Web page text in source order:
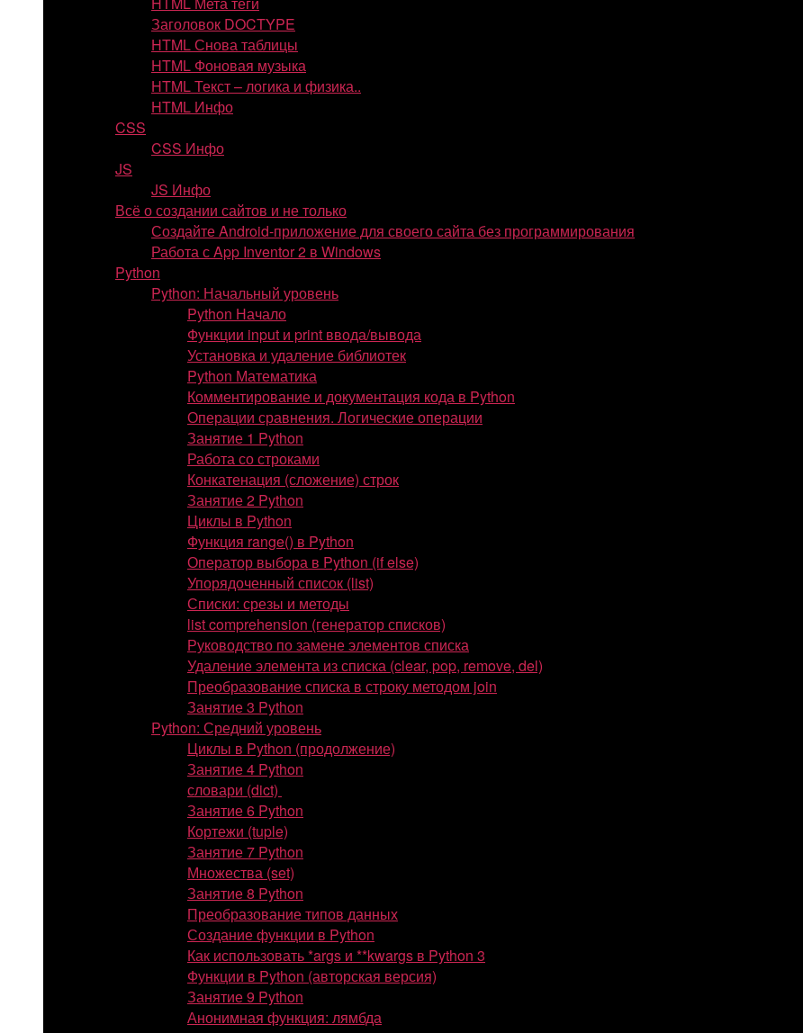
Заголовок DOCTYPE
HTML Снова таблицы
HTML Фоновая музыка
HTML Текст – логика и физика..
HTML Инфо
CSS
CSS Инфо
JS
JS Инфо
Всё о создании сайтов и не только
Создайте Android-приложение для своего сайта без программирования
Работа с App Inventor 2 в Windows
Python
Python: Начальный уровень
Python Начало
Функции input и print ввода/вывода
Установка и удаление библиотек
Python Математика
Комментирование и документация кода в Python
Операции сравнения. Логические операции
Занятие 1 Python
Работа со строками
Конкатенация (сложение) строк
Занятие 2 Python
Циклы в Python
Функция range() в Python
Оператор выбора в Python (if else)
Упорядоченный список (list)
Списки: срезы и методы
list comprehension (генератор списков)
Руководство по замене элементов списка
Удаление элемента из списка (clear, pop, remove, del)
Преобразование списка в строку методом join
Занятие 3 Python
Python: Средний уровень
Циклы в Python (продолжение)
Занятие 4 Python
словари (dict)
Занятие 6 Python
Кортежи (tuple)
Занятие 7 Python
Множества (set)
Занятие 8 Python
Преобразование типов данных
Создание функции в Python
Как использовать *args и **kwargs в Python 3
Функции в Python (авторская версия)
Занятие 9 Python
Анонимная функция: лямбда